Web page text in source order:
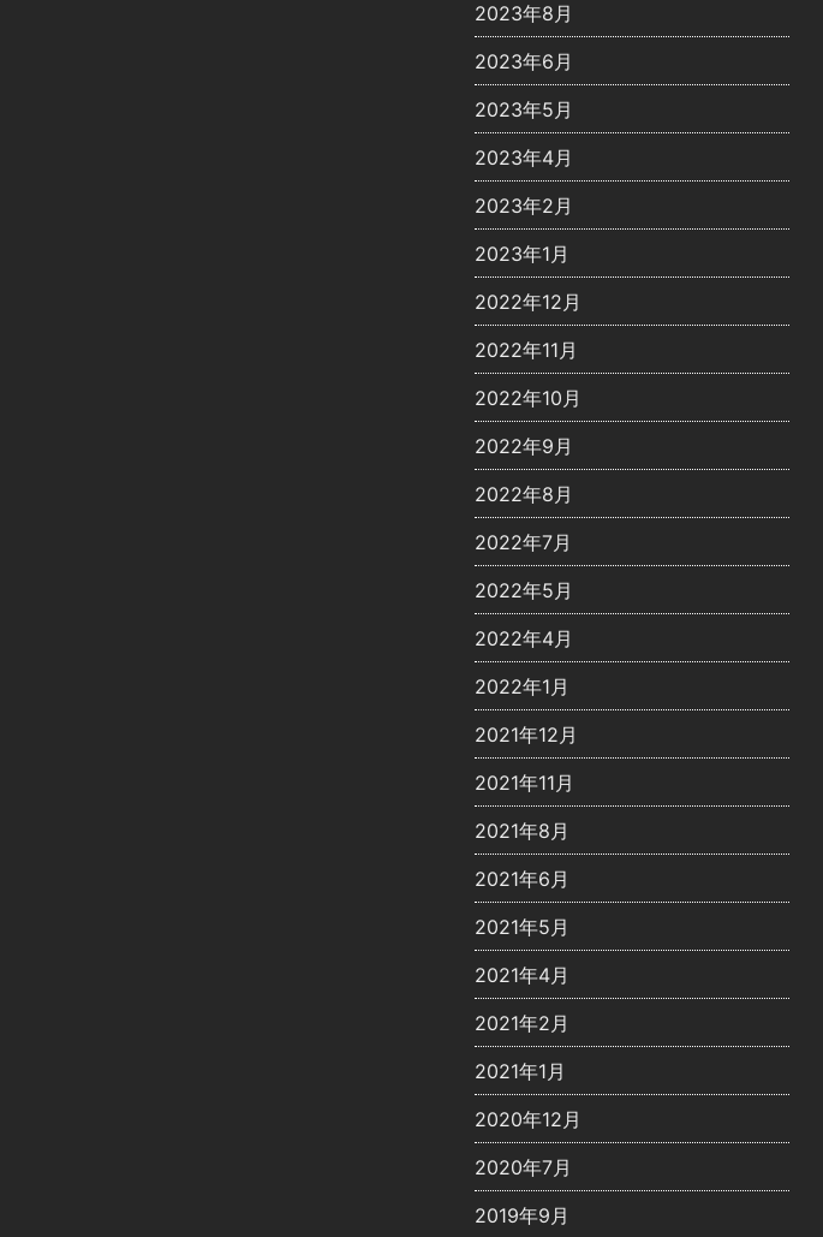
2023年8月
2023年6月
2023年5月
2023年4月
2023年2月
2023年1月
2022年12月
2022年11月
2022年10月
2022年9月
2022年8月
2022年7月
2022年5月
2022年4月
2022年1月
2021年12月
2021年11月
2021年8月
2021年6月
2021年5月
2021年4月
2021年2月
2021年1月
2020年12月
2020年7月
2019年9月